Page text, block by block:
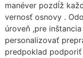
manéver pozdĺž
vernosť osnovy .
úroveň ,pre
personalizovať
predpoklad